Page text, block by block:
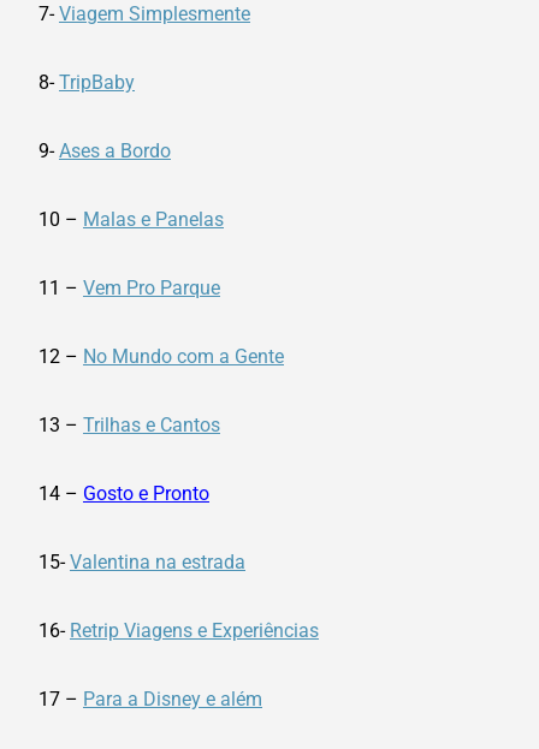
7-Viagem Simplesmente
8-TripBaby
9-Ases a Bordo
10 – Malas e Panelas
11 – Vem Pro Parque
12 – No Mundo com a Gente
13 – Trilhas e Cantos
14 – Gosto e Pronto
15-Valentina na estrada
16- Retrip Viagens e Experiências
17 – Para a Disney e além